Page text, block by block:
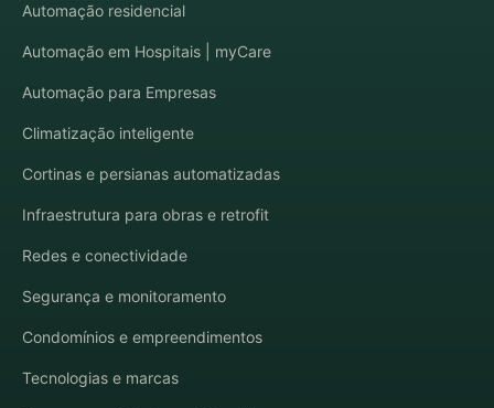
Automação residencial
Automação em Hospitais | myCare
Automação para Empresas
Climatização inteligente
Cortinas e persianas automatizadas
Infraestrutura para obras e retrofit
Redes e conectividade
Segurança e monitoramento
Condomínios e empreendimentos
Tecnologias e marcas